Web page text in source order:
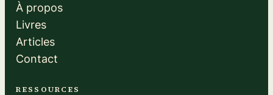
À propos
Livres
Articles
Contact
RESSOURCES